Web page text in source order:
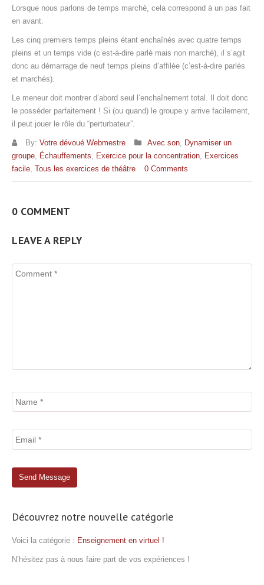
Lorsque nous parlons de temps marché, cela correspond à un pas fait
en avant.
Les cinq premiers temps pleins étant enchaînés avec quatre temps
pleins et un temps vide (c’est-à-dire parlé mais non marché), il s’agit
donc au démarrage de neuf temps pleins d’affilée (c’est-à-dire parlés
et marchés).
Le meneur doit montrer d’abord seul l’enchaînement total. Il doit donc
le posséder parfaitement ! Si (ou quand) le groupe y arrive facilement,
il peut jouer le rôle du “perturbateur”.
By: Votre dévoué Webmestre Avec son, Dynamiser un
groupe, Échauffements, Exercice pour la concentration, Exercices
facile, Tous les exercices de théâtre 0 Comments
0 COMMENT
LEAVE A REPLY
Découvrez notre nouvelle catégorie
Voici la catégorie : Enseignement en virtuel !
N’hésitez pas à nous faire part de vos expériences !